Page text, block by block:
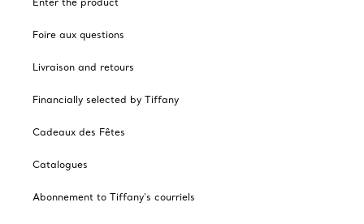
Foire aux questions
Livraison and retours
Financially selected by Tiffany
Cadeaux des Fêtes
Catalogues
Abonnement to Tiffany's courriels